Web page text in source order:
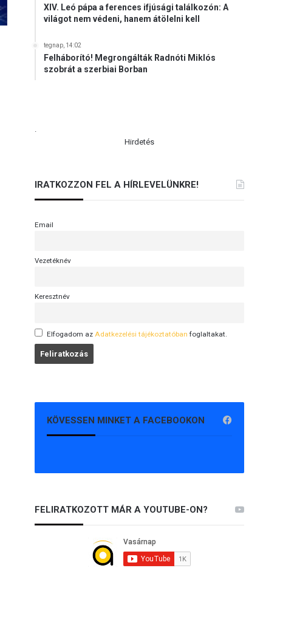
XIV. Leó pápa a ferences ifjúsági találkozón: A
világot nem védeni, hanem átölelni kell
tegnap, 14:02
Felháborító! Megrongálták Radnóti Miklós
szobrát a szerbiai Borban
.
Hirdetés
IRATKOZZON FEL A HÍRLEVELÜNKRE!
Email
Vezetéknév
Keresztnév
Elfogadom az Adatkezelési tájékoztatóban foglaltakat.
KÖVESSEN MINKET A FACEBOOKON
FELIRATKOZOTT MÁR A YOUTUBE-ON?